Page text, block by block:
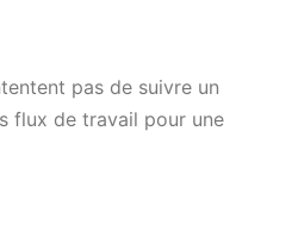
pas de suivre un
flux de travail pour une